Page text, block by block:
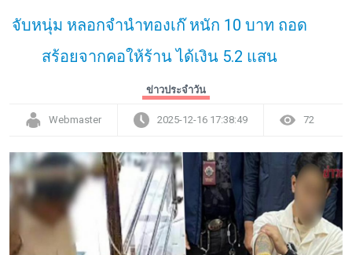
จับหนุ่ม หลอกจำนำทองเก๊ หนัก 10 บาท ถอด
สร้อยจากคอให้ร้าน ได้เงิน 5.2 แสน
ข่าวประจำวัน
Webmaster 2025-12-16 17:38:49 72